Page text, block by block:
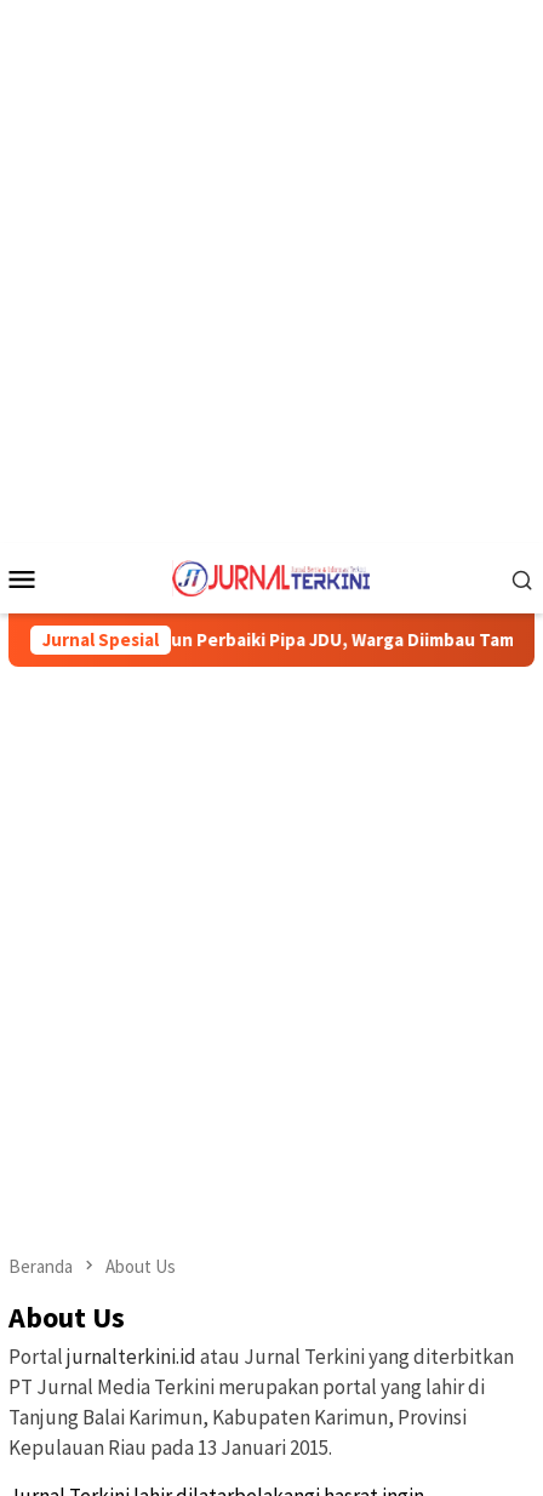
Mobile
Jurnal Spesial
Mulia Karimun Perbaiki Pipa JDU, Warga Diimbau Tampung
Beranda About Us
About Us
Portaljurnalterkini.idatau Jurnal Terkini yang diterbitkan
PT Jurnal Media Terkini merupakan portal yang lahir di
Tanjung Balai Karimun, Kabupaten Karimun, Provinsi
Kepulauan Riau pada 13 Januari 2015.